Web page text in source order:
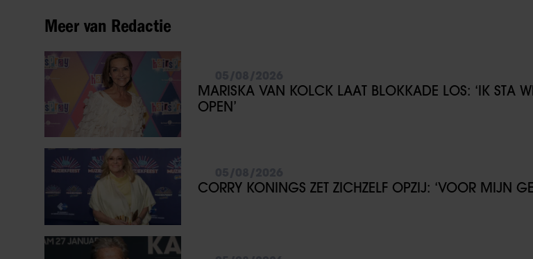
Meer van Redactie
MARISKA VAN KOLCK LAAT BLOKKADE LOS: ‘IK STA
OPEN’
CORRY KONINGS ZET ZICHZELF OPZIJ: ‘VOOR MIJN